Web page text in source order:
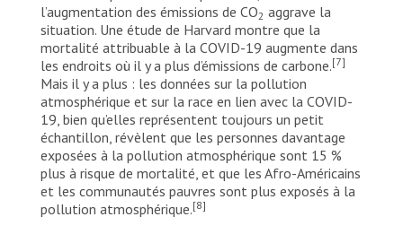
l’augmentation des émissions de CO2 aggrave la
situation. Une étude de Harvard montre que la
mortalité attribuable à la COVID-19 augmente dans
les endroits où il y a plus d’émissions de carbone.[7]
Mais il y a plus : les données sur la pollution
atmosphérique et sur la race en lien avec la COVID-
19, bien qu’elles représentent toujours un petit
échantillon, révèlent que les personnes davantage
exposées à la pollution atmosphérique sont 15 %
plus à risque de mortalité, et que les Afro-Américains
et les communautés pauvres sont plus exposés à la
pollution atmosphérique.[8]